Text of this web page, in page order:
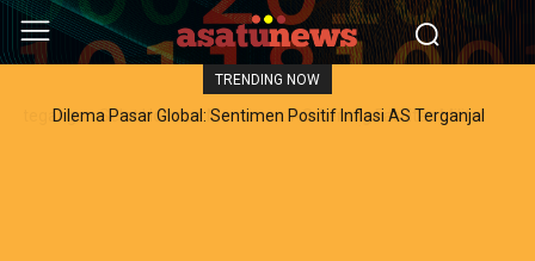
TRENDING NOW
Dilema Pasar Global: Sentimen Positif Inflasi AS Terganjal